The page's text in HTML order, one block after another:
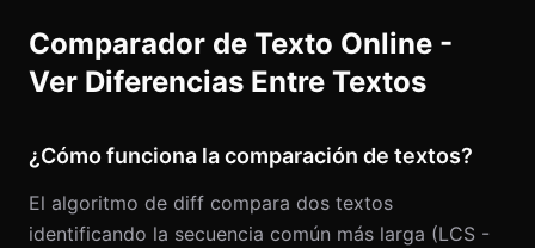
Comparador de Texto Online -
Ver Diferencias Entre Textos
¿Cómo funciona la comparación de textos?
El algoritmo de diff compara dos textos
identificando la secuencia común más larga (LCS -